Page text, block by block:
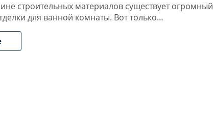
строительных материалов существует огромный
для ванной комнаты. Вот только…